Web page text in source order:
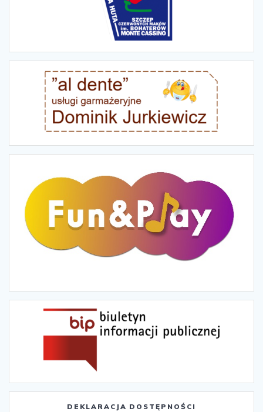
DEKLARACJA DOSTĘPNOŚCI